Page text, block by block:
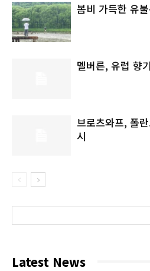
봄비 가득한 유
멜버른, 유럽 향
브로츠와프, 폴
시
Latest News